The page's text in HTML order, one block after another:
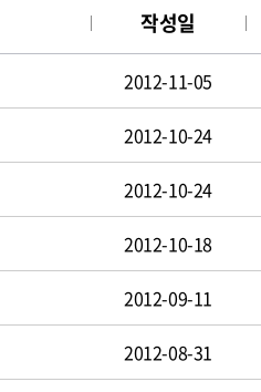
작성일
2012-11-05
2012-10-24
2012-10-24
2012-10-18
2012-09-11
2012-08-31